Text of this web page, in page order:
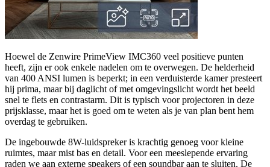
Hoewel de Zenwire PrimeView IMC360 veel positieve punten
heeft, zijn er ook enkele nadelen om te overwegen. De helderheid
van 400 ANSI lumen is beperkt; in een verduisterde kamer presteert
hij prima, maar bij daglicht of met omgevingslicht wordt het beeld
snel te flets en contrastarm. Dit is typisch voor projectoren in deze
prijsklasse, maar het is goed om te weten als je van plan bent hem
overdag te gebruiken.
De ingebouwde 8W-luidspreker is krachtig genoeg voor kleine
ruimtes, maar mist bas en detail. Voor een meeslepende ervaring
raden we aan externe speakers of een soundbar aan te sluiten. De